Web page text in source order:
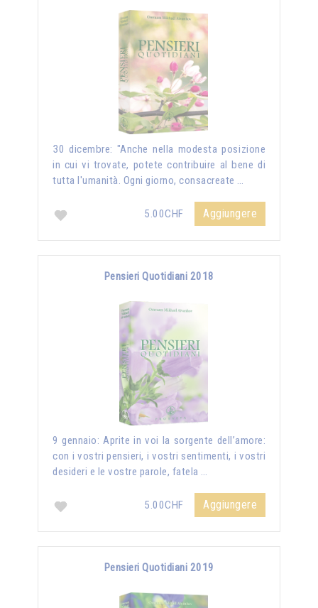
30 dicembre: "Anche nella modesta posizione
in cui vi trovate, potete contribuire al bene di
tutta l'umanità. Ogni giorno, consacreate …
5.00CHF Aggiungere
Pensieri Quotidiani 2018
9 gennaio: Aprite in voi la sorgente dell’amore:
con i vostri pensieri, i vostri sentimenti, i vostri
desideri e le vostre parole, fatela …
5.00CHF Aggiungere
Pensieri Quotidiani 2019